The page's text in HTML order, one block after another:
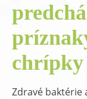
chrípky
Zdravé baktérie